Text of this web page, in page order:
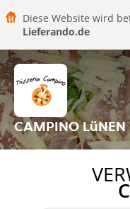
Diese Website wird
Lieferando.de
CAMPINO LüNEN